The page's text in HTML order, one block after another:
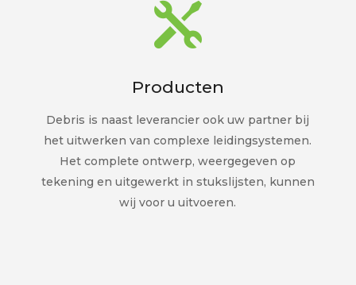

Producten
Debris is naast leverancier ook uw partner bij
het uitwerken van complexe leidingsystemen.
Het complete ontwerp, weergegeven op
tekening en uitgewerkt in stukslijsten, kunnen
wij voor u uitvoeren.